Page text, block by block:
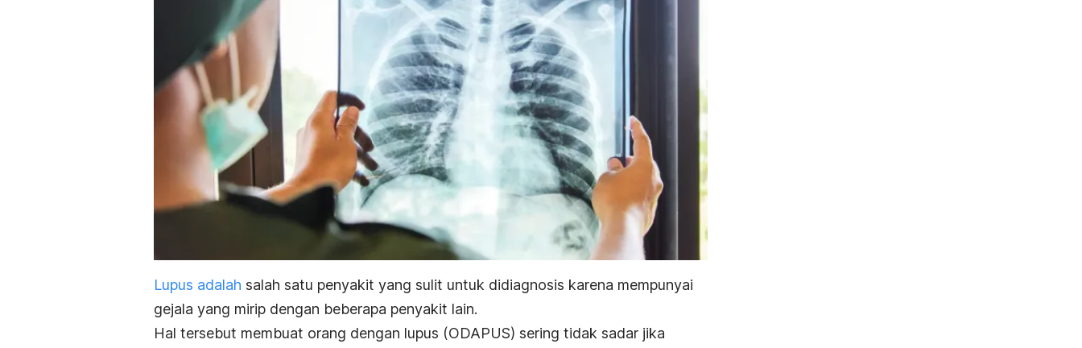
Lupus adalah salah satu penyakit yang sulit untuk didiagnosis karena mempunyai
gejala yang mirip dengan beberapa penyakit lain.
Hal tersebut membuat orang dengan lupus (ODAPUS) sering tidak sadar jika